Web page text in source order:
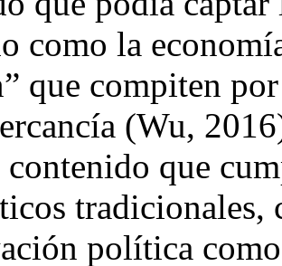
como la
que compiten
(Wu,
que
tradicionales,
política